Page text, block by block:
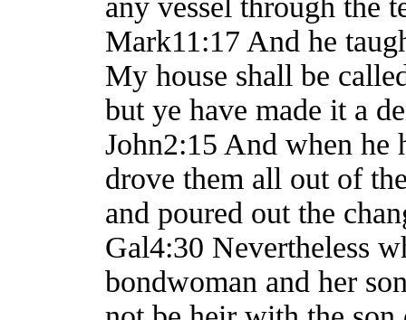
Mark11:17 And he
My house shall be
but ye have made it a
John2:15 And when he
drove them all out of
and poured out the
Gal4:30 Nevertheless
bondwoman and her